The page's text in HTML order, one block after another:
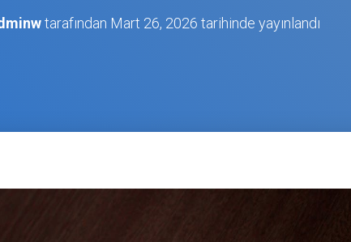
tarafından Mart 26, 2026 tarihinde yayınlandı